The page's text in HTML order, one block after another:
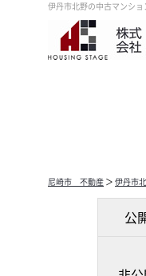
伊丹市北野の中古マンショ
尼崎市 不動産 ＞ 伊丹市
公